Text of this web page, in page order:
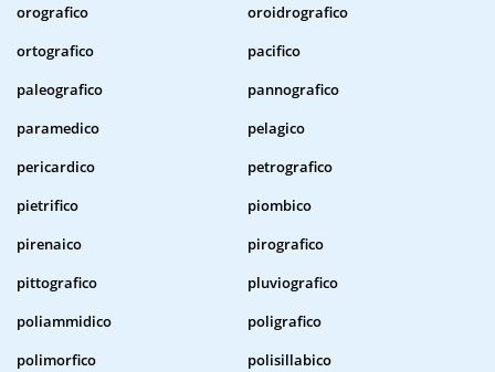
orografico
oroidrografico
ortografico
pacifico
paleografico
pannografico
paramedico
pelagico
pericardico
petrografico
pietrifico
piombico
pirenaico
pirografico
pittografico
pluviografico
poliammidico
poligrafico
polimorfico
polisillabico